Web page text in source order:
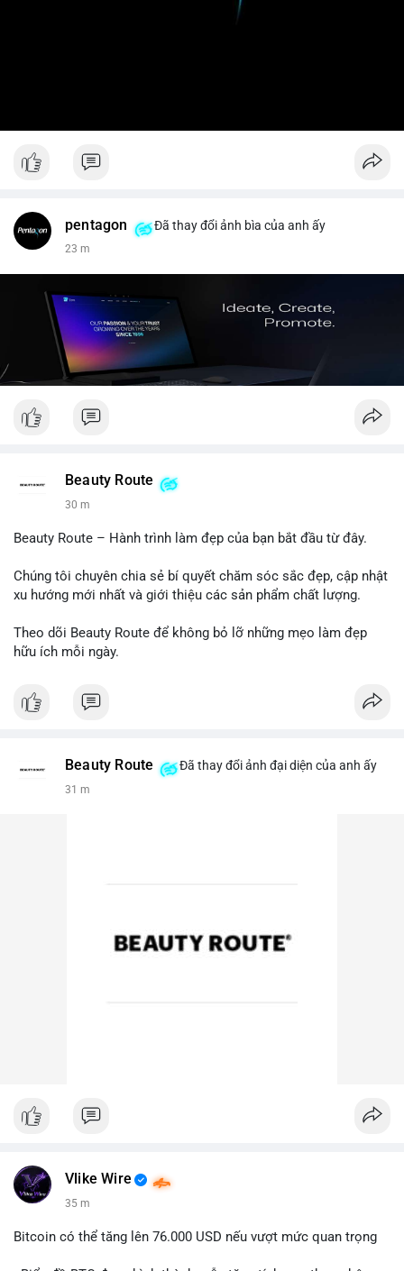
pentagon Đã thay đổi ảnh bìa của anh ấy
23 m
Beauty Route
30 m
Beauty Route – Hành trình làm đẹp của bạn bắt đầu từ đây.
Chúng tôi chuyên chia sẻ bí quyết chăm sóc sắc đẹp, cập nhật
xu hướng mới nhất và giới thiệu các sản phẩm chất lượng.
Theo dõi Beauty Route để không bỏ lỡ những mẹo làm đẹp
hữu ích mỗi ngày.
Beauty Route Đã thay đổi ảnh đại diện của anh ấy
32 m
Vlike Wire
35 m
Bitcoin có thể tăng lên 76.000 USD nếu vượt mức quan trọng